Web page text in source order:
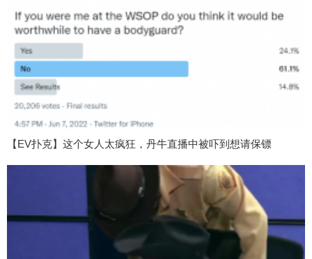
【EV扑克】这个女人太疯狂，丹牛直播中被吓到想请保镖